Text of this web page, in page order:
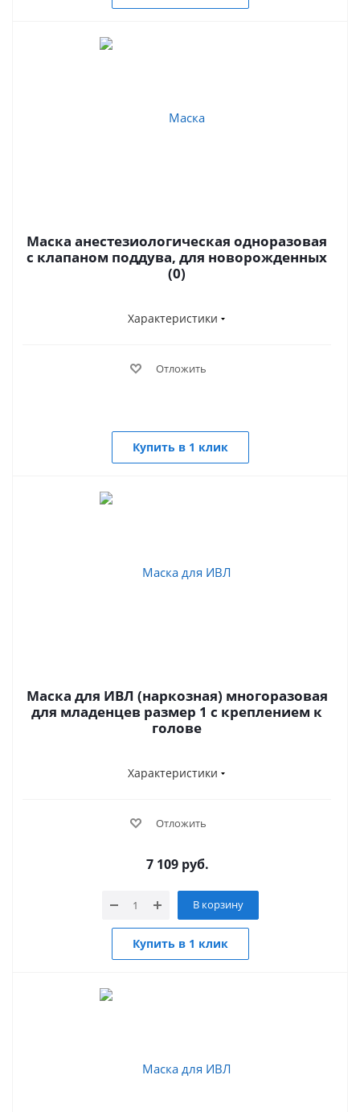
Маска анестезиологическая одноразовая
с клапаном поддува, для новорожденных
(0)
Характеристики
Отложить
Купить в 1 клик
Маска для ИВЛ (наркозная) многоразовая
для младенцев размер 1 с креплением к
голове
Характеристики
Отложить
7 109руб.
В корзину
Купить в 1 клик